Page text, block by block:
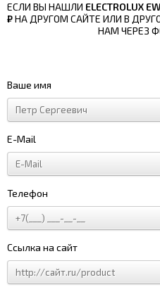
ЕСЛИ ВЫ НАШЛИ ELECTROLUX
₽НА ДРУГОМ САЙТЕ ИЛИ В
НАМ ЧЕРЕЗ
Ваше имя
E-Mail
Телефон
Ссылка на сайт